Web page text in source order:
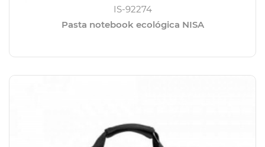
IS-92274
Pasta notebook ecológica NISA